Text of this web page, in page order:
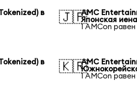
в
🇯🇵AMC
Японская иена
1 AMCon
в
🇰🇷AMC
1 AMCon